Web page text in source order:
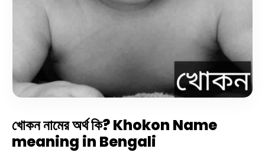
খোকন নামের অর্থ কি? Khokon Name
meaning in Bengali